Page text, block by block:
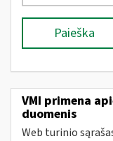
Paieška
VMI primena
duomenis
Web turinio